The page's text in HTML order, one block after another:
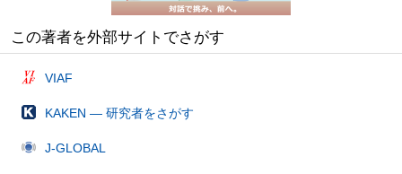
この著者を外部サイトでさがす
VIAF
KAKEN — 研究者をさがす
J-GLOBAL